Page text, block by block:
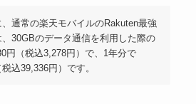
通常の楽天モバイルのRakuten最強
、30GBのデータ通信を利用した際の
円（税込3,278円）で、1年分で
込39,336円）です。